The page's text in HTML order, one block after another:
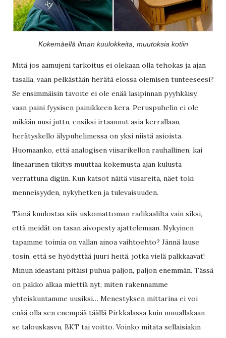
Kokemäellä ilman kuulokkeita, muutoksia kotiin
Mitä jos aamujeni tarkoitus ei olekaan olla tehokas ja ajan
tasalla, vaan pelkästään herätä elossa olemisen tunteeseesi?
Se ensimmäisin tavoite ei ole enää lasipinnan pyyhkäisy,
vaan paini fyysisen painikkeen kera. Peruspuhelin ei ole
mikään uusi juttu, ensiksi irtaannut asia kerrallaan,
herätyskello älypuhelimessa on yksi niistä asioista.
Huomaanko, että analogisen viisarikellon rauhallinen, kai
lineaarinen tikitys muuttaa kokemusta ajan kulusta
verrattuna digiin. Kun katsot näitä viisareita, näet toki
menneisyyden, nykyhetken ja tulevaisuuden.
Tämä kuulostaa siis uskomattoman radikaalilta vain siksi,
että meidät on tasan aivopesty ajattelemaan. Nykyinen
tapamme toimia on vallan ainoa vaihtoehto? Jännä lause
tosin, että se hyödyttää juuri heitä, jotka vielä palkkaavat!
Minun ideastani pitäisi puhua paljon, paljon enemmän. Tässä
on pakko alkaa miettiä nyt, miten rakennamme
yhteiskuntamme uusiksi… Menestyksen mittarina ei voi
enää olla sen enempää täällä Pirkkalassa kuin muuallakaan
se talouskasvu, BKT tai voitto. Voinko mitata sellaisiakin